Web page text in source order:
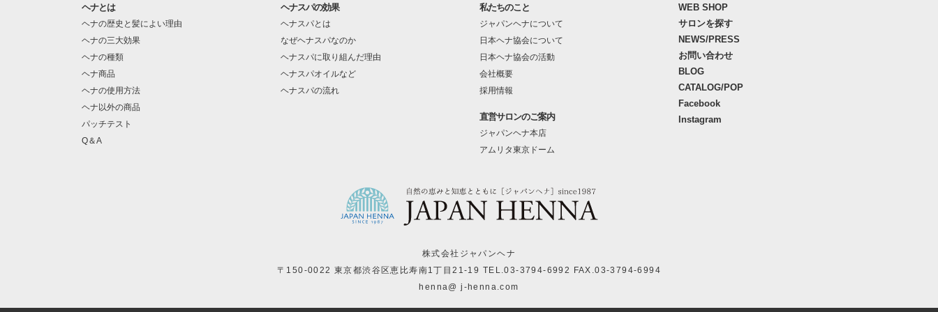
ヘナとは
ヘナの歴史と髪によい理由
ヘナの三大効果
ヘナの種類
ヘナ商品
ヘナの使用方法
ヘナ以外の商品
パッチテスト
Q＆A
ヘナスパの効果
ヘナスパとは
なぜヘナスパなのか
ヘナスパに取り組んだ理由
ヘナスパオイルなど
ヘナスパの流れ
私たちのこと
ジャパンヘナについて
日本ヘナ協会について
日本ヘナ協会の活動
会社概要
採用情報
直営サロンのご案内
ジャパンヘナ本店
アムリタ東京ドーム
WEB SHOP
サロンを探す
NEWS/PRESS
お問い合わせ
BLOG
CATALOG/POP
Facebook
Instagram
株式会社ジャパンヘナ
〒150-0022 東京都渋谷区恵比寿南1丁目21-19 TEL.03-3794-6992 FAX.03-3794-6994
henna@ j-henna.com